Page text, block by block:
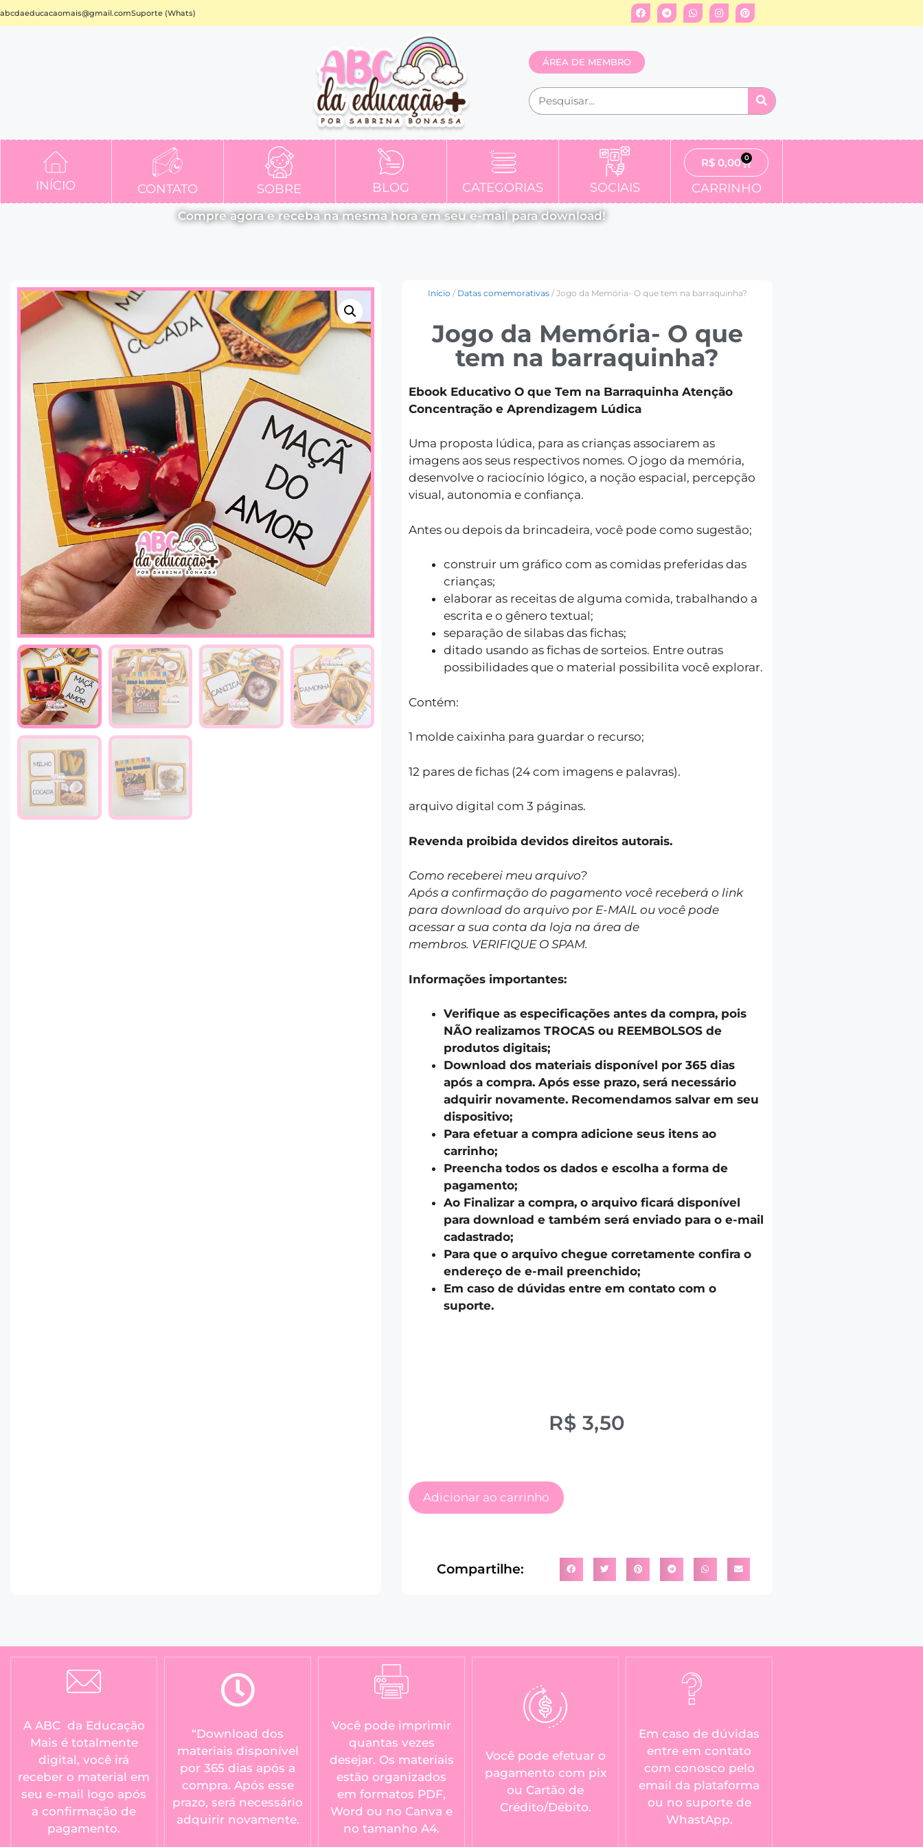
abcdaeducacaomais@gmail.comSuporte (Whats)
ÁREA DE MEMBRO
INÍCIO CONTATO SOBRE BLOG CATEGORIAS SOCIAIS
R$ 0,00 0
CARRINHO
Compre agora e receba na mesma hora em seu e-mail para download!
Início / Datas comemorativas/ Jogo da Memória- O que tem na barraquinha?
Jogo da Memória- O que
tem na barraquinha?
Ebook Educativo O que Tem na Barraquinha Atenção
Concentração e Aprendizagem Lúdica
Uma proposta lúdica, para as crianças associarem as
imagens aos seus respectivos nomes. O jogo da memória,
desenvolve o raciocínio lógico, a noção espacial, percepção
visual, autonomia e confiança.
Antes ou depois da brincadeira, você pode como sugestão;
construir um gráfico com as comidas preferidas das
crianças;
elaborar as receitas de alguma comida, trabalhando a
escrita e o gênero textual;
separação de silabas das fichas;
ditado usando as fichas de sorteios. Entre outras
possibilidades que o material possibilita você explorar.
Contém:
1 molde caixinha para guardar o recurso;
12 pares de fichas (24 com imagens e palavras).
arquivo digital com 3 páginas.
Revenda proibida devidos direitos autorais.
Como receberei meu arquivo?
Após a confirmação do pagamento você receberá o link
para download do arquivo por E-MAIL ou você pode
acessar a sua conta da loja na área de
membros. VERIFIQUE O SPAM.
Informações importantes:
Verifique as especificações antes da compra, pois
NÃO realizamos TROCAS ou REEMBOLSOS de
produtos digitais;
Download dos materiais disponível por 365 dias
após a compra. Após esse prazo, será necessário
adquirir novamente. Recomendamos salvar em seu
dispositivo;
Para efetuar a compra adicione seus itens ao
carrinho;
Preencha todos os dados e escolha a forma de
pagamento;
Ao Finalizar a compra, o arquivo ficará disponível
para download e também será enviado para o e-mail
cadastrado;
Para que o arquivo chegue corretamente confira o
endereço de e-mail preenchido;
Em caso de dúvidas entre em contato com o
suporte.
R$ 3,50
Adicionar ao carrinho
Compartilhe:
A ABC da Educação
Mais é totalmente
digital, você irá
receber o material em
seu e-mail logo após
a confirmação de
pagamento.
“Download dos
materiais disponível
por 365 dias após a
compra. Após esse
prazo, será necessário
adquirir novamente.
Você pode imprimir
quantas vezes
desejar. Os materiais
estão organizados
em formatos PDF,
Word ou no Canva e
no tamanho A4.
Você pode efetuar o
pagamento com pix
ou Cartão de
Crédito/Débito.
Em caso de dúvidas
entre em contato
com conosco pelo
email da plataforma
ou no suporte de
WhastApp.